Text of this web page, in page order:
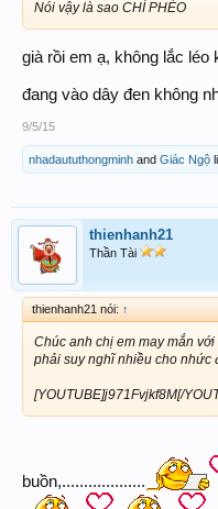
Nói vậy là sao CHÍ PHÈO
già rồi em ạ, không lắc léo
đang vào dây đen không
9/5/15
nhadaututhongminh and Giác Ngộ
thienhanh21
Thần Tài
thienhanh21 nói: ↑
Chúc anh chị em may mắn
phải suy nghĩ nhiều cho nhức
[YOUTUBE]j971Fvjkf8M[/
buồn,...................